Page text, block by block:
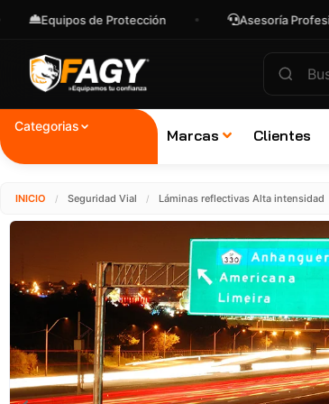
de Protección Asesoría Profesional
Categorias
Marcas Clientes
INICIO / Seguridad Vial / Láminas reflectivas Alta intensidad